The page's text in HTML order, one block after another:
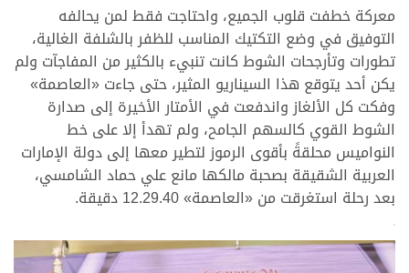
معركة خطفت قلوب الجميع، واحتاجت فقط لمن يحالفه
التوفيق في وضع التكتيك المناسب للظفر بالشلفة الغالية،
تطورات وتأرجحات الشوط كانت تنبيء بالكثير من المفاجآت ولم
يكن أحد يتوقع هذا السيناريو المثير، حتى جاءت «العاصمة»
وفكت كل الألغاز واندفعت في الأمتار الأخيرة إلى صدارة
الشوط القوي كالسهم الجامح، ولم تهدأ إلا على خط
النواميس محلقةً بأقوى الرموز لتطير معها إلى دولة الإمارات
العربية الشقيقة بصحبة مالكها مانع علي حماد الشامسي،
بعد رحلة استغرقت من «العاصمة» 12.29.40 دقيقة.
>